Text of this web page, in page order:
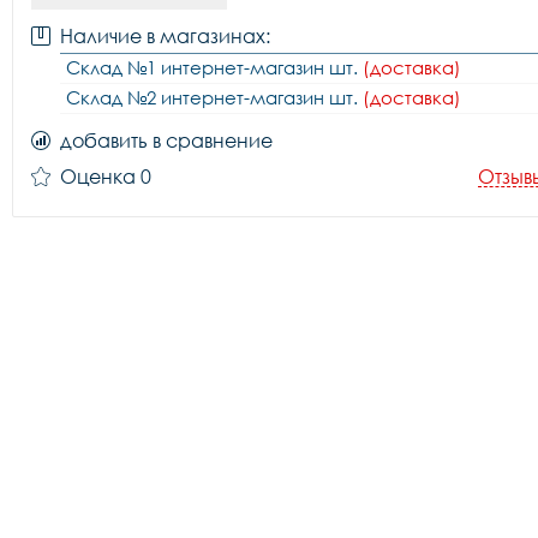
Наличие в магазинах:
Склад №1 интернет-магазин шт. (доставка)
Склад №2 интернет-магазин шт. (доставка)
добавить в сравнение
Оценка 0